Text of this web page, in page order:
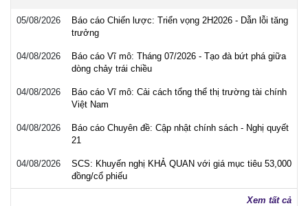
05/08/2026
Báo cáo Chiến lược: Triển vọng 2H2026 - Dẫn lỗi tăng
trưởng
04/08/2026
Báo cáo Vĩ mô: Tháng 07/2026 - Tạo đà bứt phá giữa
dòng chảy trái chiều
04/08/2026
Báo cáo Vĩ mô: Cải cách tổng thể thị trường tài chính
Việt Nam
04/08/2026
Báo cáo Chuyên đề: Cập nhật chính sách - Nghị quyết
21
04/08/2026
SCS: Khuyến nghị KHẢ QUAN với giá mục tiêu 53,000
đồng/cổ phiếu
Xem tất cả